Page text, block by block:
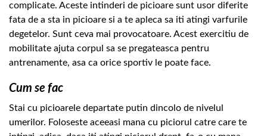
complicate. Aceste intinderi de picioare sunt usor diferite
fata de a sta in picioare si a te apleca sa iti atingi varfurile
degetelor. Sunt ceva mai provocatoare. Acest exercitiu de
mobilitate ajuta corpul sa se pregateasca pentru
antrenamente, asa ca orice sportiv le poate face.
Cum se fac
Stai cu picioarele departate putin dincolo de nivelul
umerilor. Foloseste aceeasi mana cu piciorul catre care te